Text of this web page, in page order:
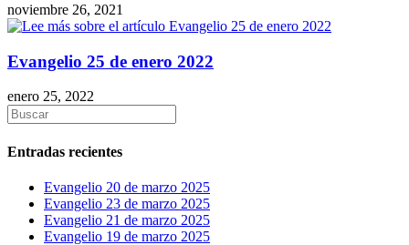
noviembre 26, 2021
Evangelio 25 de enero 2022
enero 25, 2022
Entradas recientes
Evangelio 20 de marzo 2025
Evangelio 23 de marzo 2025
Evangelio 21 de marzo 2025
Evangelio 19 de marzo 2025